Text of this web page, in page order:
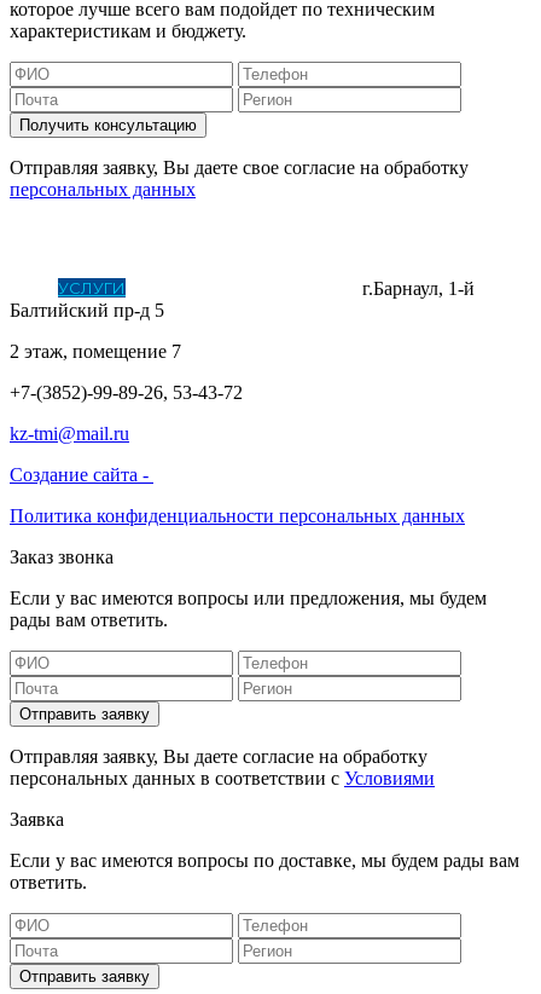
которое лучше всего вам подойдет по техническим
характеристикам и бюджету.
Получить консультацию
Отправляя заявку, Вы даете свое согласие на обработку
персональных данных
УСЛУГИ
г.Барнаул, 1-й
Балтийский пр-д 5
2 этаж, помещение 7
+7-(3852)-99-89-26, 53-43-72
kz-tmi@mail.ru
Создание сайта -
Политика конфиденциальности персональных данных
Заказ звонка
Если у вас имеются вопросы или предложения, мы будем
рады вам ответить.
Отправить заявку
Отправляя заявку, Вы даете согласие на обработку
персональных данных в соответствии с Условиями
Заявка
Если у вас имеются вопросы по доставке, мы будем рады вам
ответить.
Отправить заявку